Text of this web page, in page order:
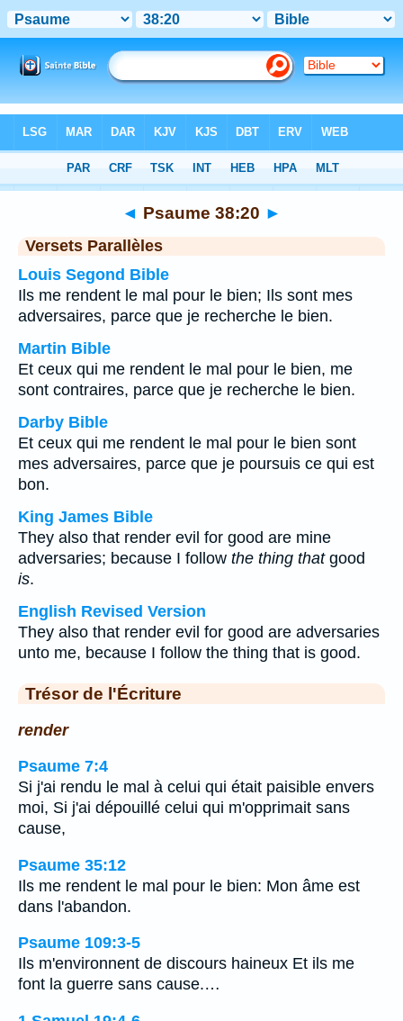
Chapitre 38> Verset 20
◄ Psaume 38:20 ►
Versets Parallèles
Louis Segond Bible
Ils me rendent le mal pour le bien; Ils sont mes
adversaires, parce que je recherche le bien.
Martin Bible
Et ceux qui me rendent le mal pour le bien, me
sont contraires, parce que je recherche le bien.
Darby Bible
Et ceux qui me rendent le mal pour le bien sont
mes adversaires, parce que je poursuis ce qui est
bon.
King James Bible
They also that render evil for good are mine
adversaries; because I follow the thing thatgood
is.
English Revised Version
They also that render evil for good are adversaries
unto me, because I follow the thing that is good.
Trésor de l'Écriture
render
Psaume 7:4
Si j'ai rendu le mal à celui qui était paisible envers
moi, Si j'ai dépouillé celui qui m'opprimait sans
cause,
Psaume 35:12
Ils me rendent le mal pour le bien: Mon âme est
dans l'abandon.
Psaume 109:3-5
Ils m'environnent de discours haineux Et ils me
font la guerre sans cause.…